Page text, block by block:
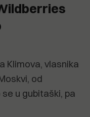
Klimova, vlasnika
od
u gubitaški, pa